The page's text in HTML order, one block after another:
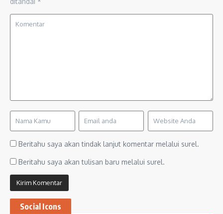
Beritahu saya akan tindak lanjut komentar melalui surel.
Beritahu saya akan tulisan baru melalui surel.
Social Icons